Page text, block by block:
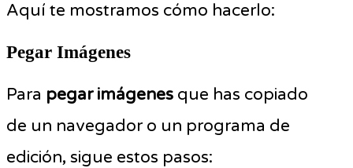
Aquí te mostramos cómo hacerlo:
Pegar Imágenes
Para pegar imágenes que has copiado
de un navegador o un programa de
edición, sigue estos pasos: